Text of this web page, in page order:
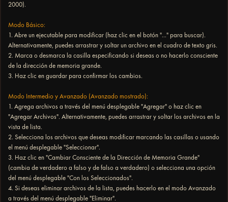
2000).
Modo Básico:
1. Abre un ejecutable para modificar (haz clic en el botón "..." para buscar).
Alternativamente, puedes arrastrar y soltar un archivo en el cuadro de texto gris.
2. Marca o desmarca la casilla especificando si deseas o no hacerlo consciente
de la dirección de memoria grande.
3. Haz clic en guardar para confirmar los cambios.
Modo Intermedio y Avanzado (Avanzado mostrado):
1. Agrega archivos a través del menú desplegable "Agregar" o haz clic en
"Agregar Archivos". Alternativamente, puedes arrastrar y soltar los archivos en la
vista de lista.
2. Selecciona los archivos que deseas modificar marcando las casillas o usando
el menú desplegable "Seleccionar".
3. Haz clic en "Cambiar Consciente de la Dirección de Memoria Grande"
(cambia de verdadero a falso y de falso a verdadero) o selecciona una opción
del menú desplegable "Con los Seleccionados".
4. Si deseas eliminar archivos de la lista, puedes hacerlo en el modo Avanzado
a través del menú desplegable "Eliminar".